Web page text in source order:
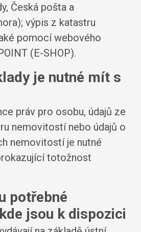
Česká pošta a
výpis z katastru
pomocí webového
(E-SHOP).
je nutné mít s
práv pro osobu, údajů ze
nemovitostí nebo údajů o
nemovitostí je nutné
totožnost
potřebné
jsou k dispozici